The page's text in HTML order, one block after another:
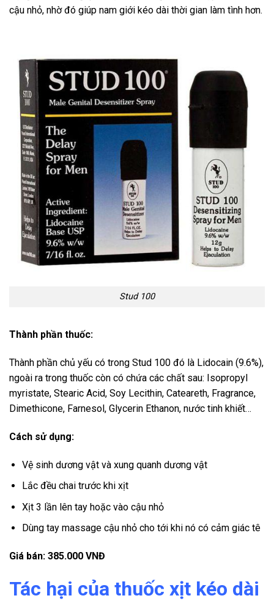
cậu nhỏ, nhờ đó giúp nam giới kéo dài thời gian làm tình hơn.
Stud 100
Thành phần thuốc:
Thành phần chủ yếu có trong Stud 100 đó là Lidocain (9.6%),
ngoài ra trong thuốc còn có chứa các chất sau: Isopropyl
myristate, Stearic Acid, Soy Lecithin, Cateareth, Fragrance,
Dimethicone, Farnesol, Glycerin Ethanon, nước tinh khiết…
Cách sử dụng:
Vệ sinh dương vật và xung quanh dương vật
Lắc đều chai trước khi xịt
Xịt 3 lần lên tay hoặc vào cậu nhỏ
Dùng tay massage cậu nhỏ cho tới khi nó có cảm giác tê
Giá bán: 385.000 VNĐ
Tác hại của thuốc xịt kéo dài